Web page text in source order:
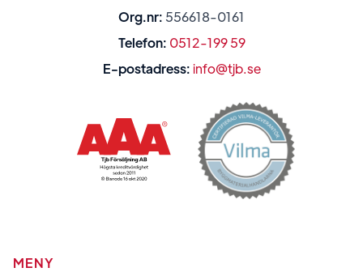
Org.nr: 556618-0161
Telefon: 0512-199 59
E-postadress: info@tjb.se
MENY